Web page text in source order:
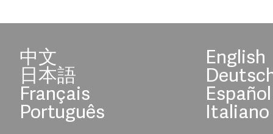
中文 English
日本語
Français Español
Português Italiano